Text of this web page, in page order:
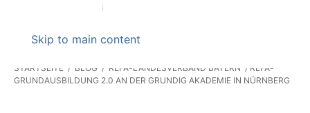
Skip to main content
STARTSEITE BLOG REFA-LANDESVERBAND BAYERN
REFA-
GRUNDAUSBILDUNG 2.0 AN DER GRUNDIG AKADEMIE IN NÜRNBERG